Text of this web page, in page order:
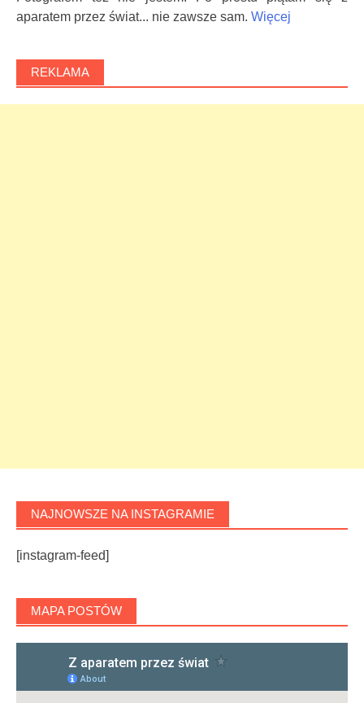
aparatem przez świat... nie zawsze sam. Więcej
REKLAMA
NAJNOWSZE NA INSTAGRAMIE
[instagram-feed]
MAPA POSTÓW